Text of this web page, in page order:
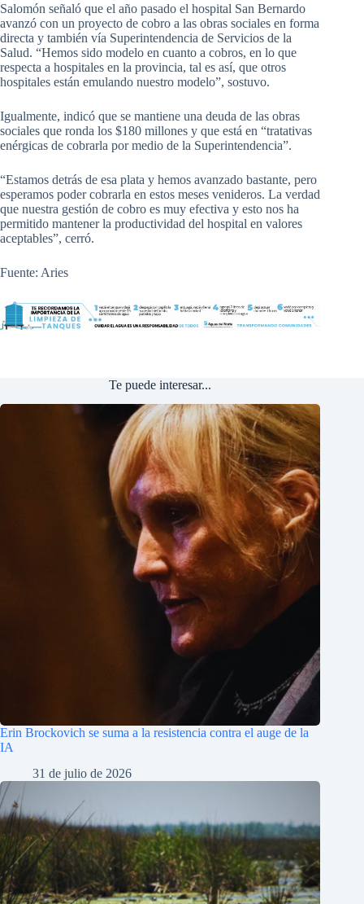
Salomón señaló que el año pasado el hospital San Bernardo
avanzó con un proyecto de cobro a las obras sociales en forma
directa y también vía Superintendencia de Servicios de la
Salud. “Hemos sido modelo en cuanto a cobros, en lo que
respecta a hospitales en la provincia, tal es así, que otros
hospitales están emulando nuestro modelo”, sostuvo.
Igualmente, indicó que se mantiene una deuda de las obras
sociales que ronda los $180 millones y que está en “tratativas
enérgicas de cobrarla por medio de la Superintendencia”.
“Estamos detrás de esa plata y hemos avanzado bastante, pero
esperamos poder cobrarla en estos meses venideros. La verdad
que nuestra gestión de cobro es muy efectiva y esto nos ha
permitido mantener la productividad del hospital en valores
aceptables”, cerró.
Fuente: Aries
Te puede interesar...
Erin Brockovich se suma a la resistencia contra el auge de la
IA
31 de julio de 2026